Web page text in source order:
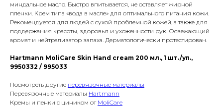
миндальное масло. Быстро впитывается, не оставляет жирной
пленки. Крем типа «вода в масле» для оптимального питания кожи.
Рекомендуется для людей с сухой проблемной кожей, а также для
поддержания красоты, здоровья и ухоженности рук. Освежающий
аромат и нейтрализатор запаха. Дерматологически протестирован.
Hartmann MoliCare Skin Hand cream 200 мл., 1 шт./уп.,
9950332 / 995033
Посмотреть другие перевязочные материалы
Перевязочные материалы Hartmann
Кремы и пенки с циником от MoliCare